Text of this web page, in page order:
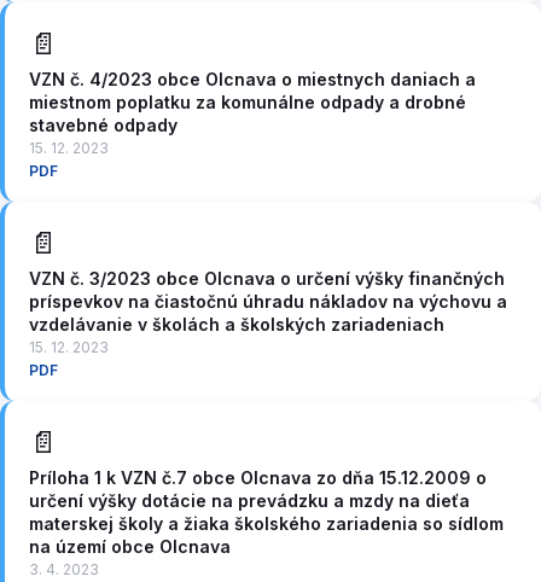
📄
VZN č. 4/2023 obce Olcnava o miestnych daniach a
miestnom poplatku za komunálne odpady a drobné
stavebné odpady
15. 12. 2023
PDF
📄
VZN č. 3/2023 obce Olcnava o určení výšky finančných
príspevkov na čiastočnú úhradu nákladov na výchovu a
vzdelávanie v školách a školských zariadeniach
15. 12. 2023
PDF
📄
Príloha 1 k VZN č.7 obce Olcnava zo dňa 15.12.2009 o
určení výšky dotácie na prevádzku a mzdy na dieťa
materskej školy a žiaka školského zariadenia so sídlom
na území obce Olcnava
3. 4. 2023